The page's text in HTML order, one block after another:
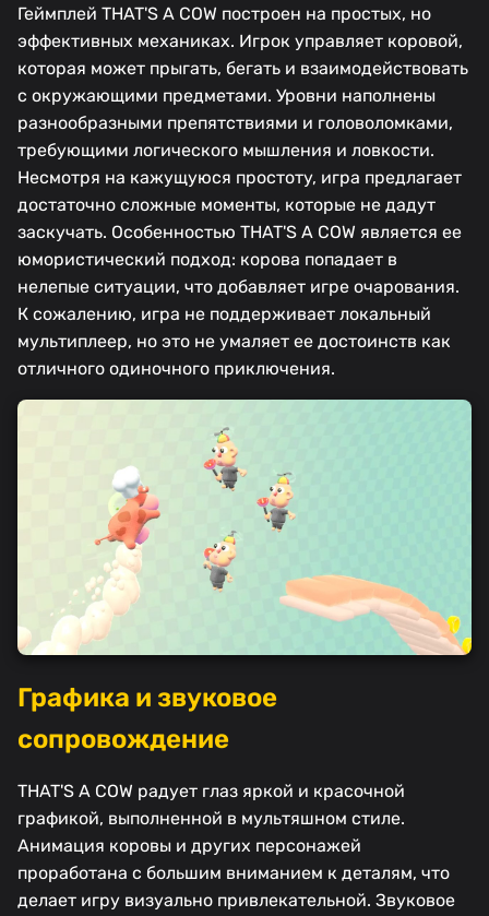
Геймплей THAT'S A COW построен на простых, но
эффективных механиках. Игрок управляет коровой,
которая может прыгать, бегать и взаимодействовать
с окружающими предметами. Уровни наполнены
разнообразными препятствиями и головоломками,
требующими логического мышления и ловкости.
Несмотря на кажущуюся простоту, игра предлагает
достаточно сложные моменты, которые не дадут
заскучать. Особенностью THAT'S A COW является ее
юмористический подход: корова попадает в
нелепые ситуации, что добавляет игре очарования.
К сожалению, игра не поддерживает локальный
мультиплеер, но это не умаляет ее достоинств как
отличного одиночного приключения.
Графика и звуковое
сопровождение
THAT'S A COW радует глаз яркой и красочной
графикой, выполненной в мультяшном стиле.
Анимация коровы и других персонажей
проработана с большим вниманием к деталям, что
делает игру визуально привлекательной. Звуковое